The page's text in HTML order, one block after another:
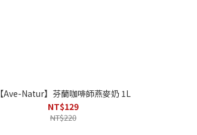
【Ave-Natur】芬蘭咖啡師燕麥奶 1L
NT$129
NT$220